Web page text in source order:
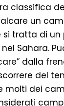
classifica
un
si tratta di un
Sahara.
dalla
del
molti dei